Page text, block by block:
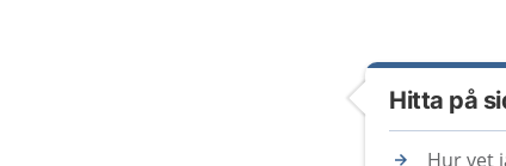
Hitta på
Hur vet